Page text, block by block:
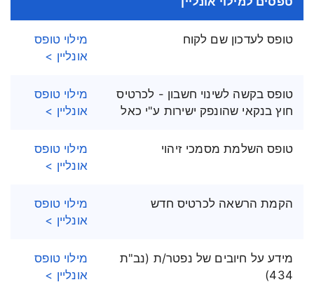
טופס לעדכון שם לקוח
מילוי טופס
אונליין >
טופס בקשה לשינוי חשבון - לכרטיס
חוץ בנקאי שהונפק ישירות ע"י כאל
מילוי טופס
אונליין >
טופס השלמת מסמכי זיהוי
מילוי טופס
אונליין >
הקמת הרשאה לכרטיס חדש
מילוי טופס
אונליין >
מידע על חיובים של נפטר/ת (נב"ת
434)
מילוי טופס
אונליין >